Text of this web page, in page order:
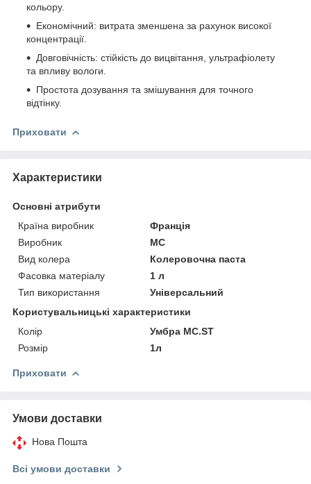
кольору.
Економічний: витрата зменшена за рахунок високої
концентрації.
Довговічність: стійкість до вицвітання, ультрафіолету
та впливу вологи.
Простота дозування та змішування для точного
відтінку.
Приховати
Характеристики
Основні атрибути
Країна виробник
Франція
Виробник
MC
Вид колера
Колеровочна паста
Фасовка матеріалу
1 л
Тип використання
Універсальний
Користувальницькі характеристики
Колір
Умбра MC.ST
Розмір
1л
Приховати
Умови доставки
Нова Пошта
Всі умови доставки